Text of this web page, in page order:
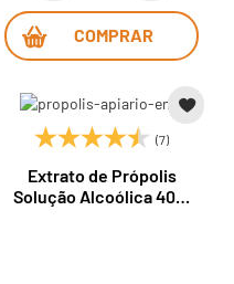
COMPRAR
(7)
Extrato de Própolis
Solução Alcoólica 40%